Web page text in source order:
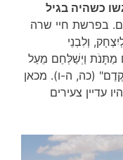
כשהיה בגיל
בפרשת חיי שרה
וְלִבְנֵי
מַתָּנֹת וַיְשַׁלְּחֵם מֵעַל
(כה, ה-ו). מכאן
עדיין צעירים